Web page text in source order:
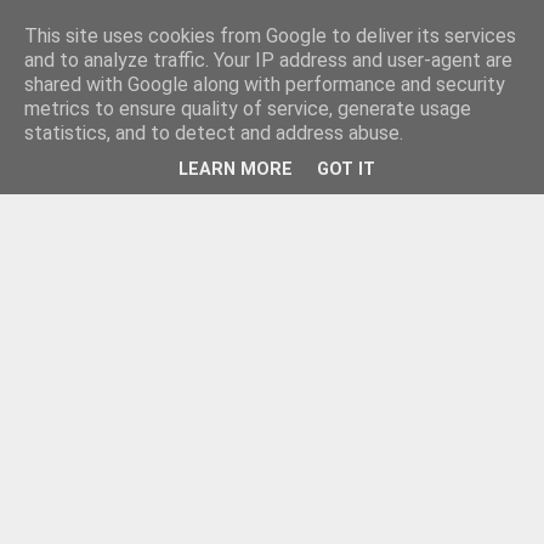
This site uses cookies from Google to deliver its services
and to analyze traffic. Your IP address and user-agent are
shared with Google along with performance and security
metrics to ensure quality of service, generate usage
statistics, and to detect and address abuse.
LEARN MORE GOT IT